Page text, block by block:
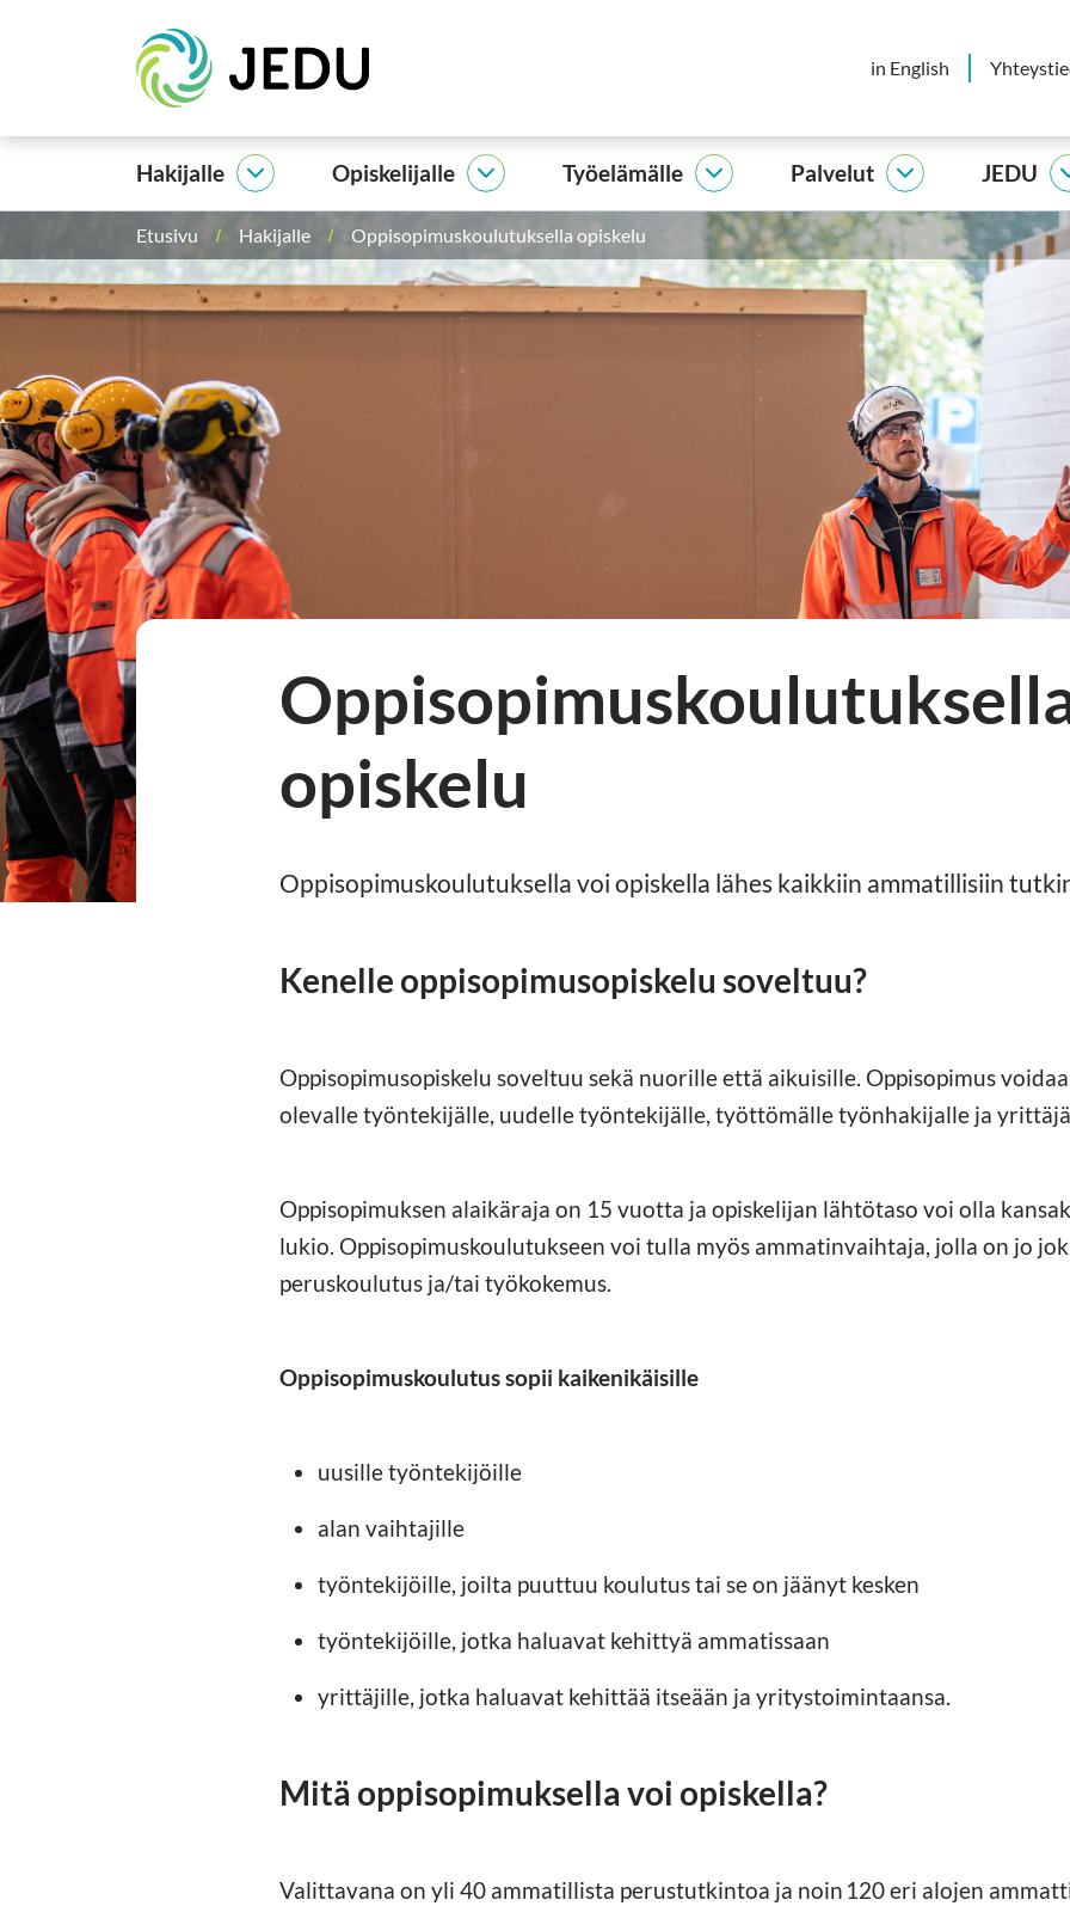
sisältöön
Etusivu
in English
Hakijalle
Hakijalle
alasivut
Opiskelijalle
Opiskelijalle
alasivut
Työelämälle
Työelämälle
alasivut
Palvelut
Palvelut
alasivut
JEDU
Etusivu Hakijalle Oppisopimuskoulutuksella opiskelu
opiskelu
Oppisopimuskoulutuksella voi opiskella lähes kaikkiin ammatillisiin
Kenelle oppisopimusopiskelu soveltuu?
Oppisopimusopiskelu soveltuu sekä nuorille että aikuisille. Oppisopimus
olevalle työntekijälle, uudelle työntekijälle, työttömälle työnhakijalle ja
Oppisopimuksen alaikäraja on 15 vuotta ja opiskelijan lähtötaso voi olla
lukio. Oppisopimuskoulutukseen voi tulla myös ammatinvaihtaja, jolla on jo
peruskoulutus ja/tai työkokemus.
Oppisopimuskoulutus sopii kaikenikäisille
uusille työntekijöille
alan vaihtajille
työntekijöille, joilta puuttuu koulutus tai se on jäänyt kesken
työntekijöille, jotka haluavat kehittyä ammatissaan
yrittäjille, jotka haluavat kehittää itseään ja yritystoimintaansa.
Mitä oppisopimuksella voi opiskella?
Valittavana on yli 40 ammatillista perustutkintoa ja noin 120 eri alojen